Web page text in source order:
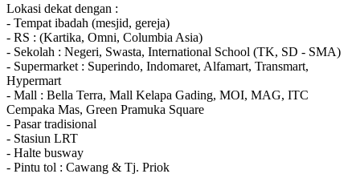
Lokasi dekat dengan :
- Tempat ibadah (mesjid, gereja)
- RS : (Kartika, Omni, Columbia Asia)
- Sekolah : Negeri, Swasta, International School (TK, SD - SMA)
- Supermarket : Superindo, Indomaret, Alfamart, Transmart,
Hypermart
- Mall : Bella Terra, Mall Kelapa Gading, MOI, MAG, ITC
Cempaka Mas, Green Pramuka Square
- Pasar tradisional
- Stasiun LRT
- Halte busway
- Pintu tol : Cawang & Tj. Priok